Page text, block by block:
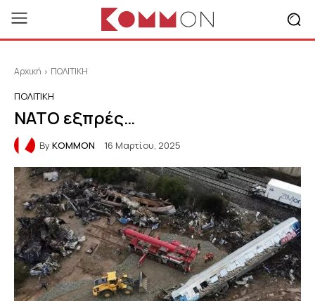
Αρχική ΠΟΛΙΤΙΚΗ
ΠΟΛΙΤΙΚΗ
ΝΑΤΟ εξπρές…
ByKOMMON 16 Μαρτίου, 2025